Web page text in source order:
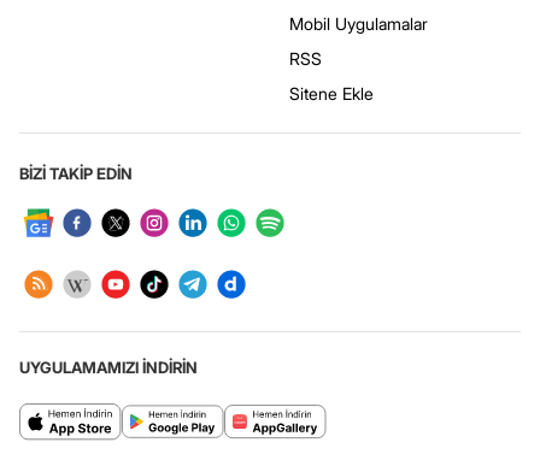
Mobil Uygulamalar
RSS
Sitene Ekle
BİZİ TAKİP EDİN
UYGULAMAMIZI İNDİRİN